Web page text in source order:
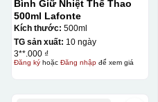
Bình Giữ Nhiệt Thể Thao
500ml Lafonte
Kích thước: 500ml
TG sản xuất: 10 ngày
3**.000 ₫
Đăng kýhoặc Đăng nhậpđể xem giá